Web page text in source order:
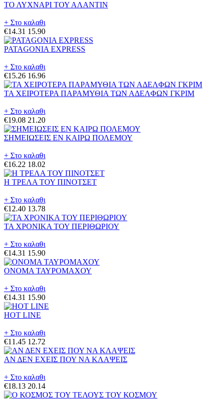
ΤΟ ΛΥΧΝΑΡΙ ΤΟΥ ΑΛΑΝΤΙΝ
+ Στο καλαθι
€14.31 15.90
PATAGONIA EXPRESS
+ Στο καλαθι
€15.26 16.96
ΤΑ ΧΕΙΡΟΤΕΡΑ ΠΑΡΑΜΥΘΙΑ ΤΩΝ ΑΔΕΛΦΩΝ ΓΚΡΙΜ
+ Στο καλαθι
€19.08 21.20
ΣΗΜΕΙΩΣΕΙΣ ΕΝ ΚΑΙΡΩ ΠΟΛΕΜΟΥ
+ Στο καλαθι
€16.22 18.02
Η ΤΡΕΛΑ ΤΟΥ ΠΙΝΟΤΣΕΤ
+ Στο καλαθι
€12.40 13.78
ΤΑ ΧΡΟΝΙΚΑ ΤΟΥ ΠΕΡΙΘΩΡΙΟΥ
+ Στο καλαθι
€14.31 15.90
ΟΝΟΜΑ ΤΑΥΡΟΜΑΧΟΥ
+ Στο καλαθι
€14.31 15.90
HOT LINE
+ Στο καλαθι
€11.45 12.72
ΑΝ ΔΕΝ ΕΧΕΙΣ ΠΟΥ ΝΑ ΚΛΑΨΕΙΣ
+ Στο καλαθι
€18.13 20.14